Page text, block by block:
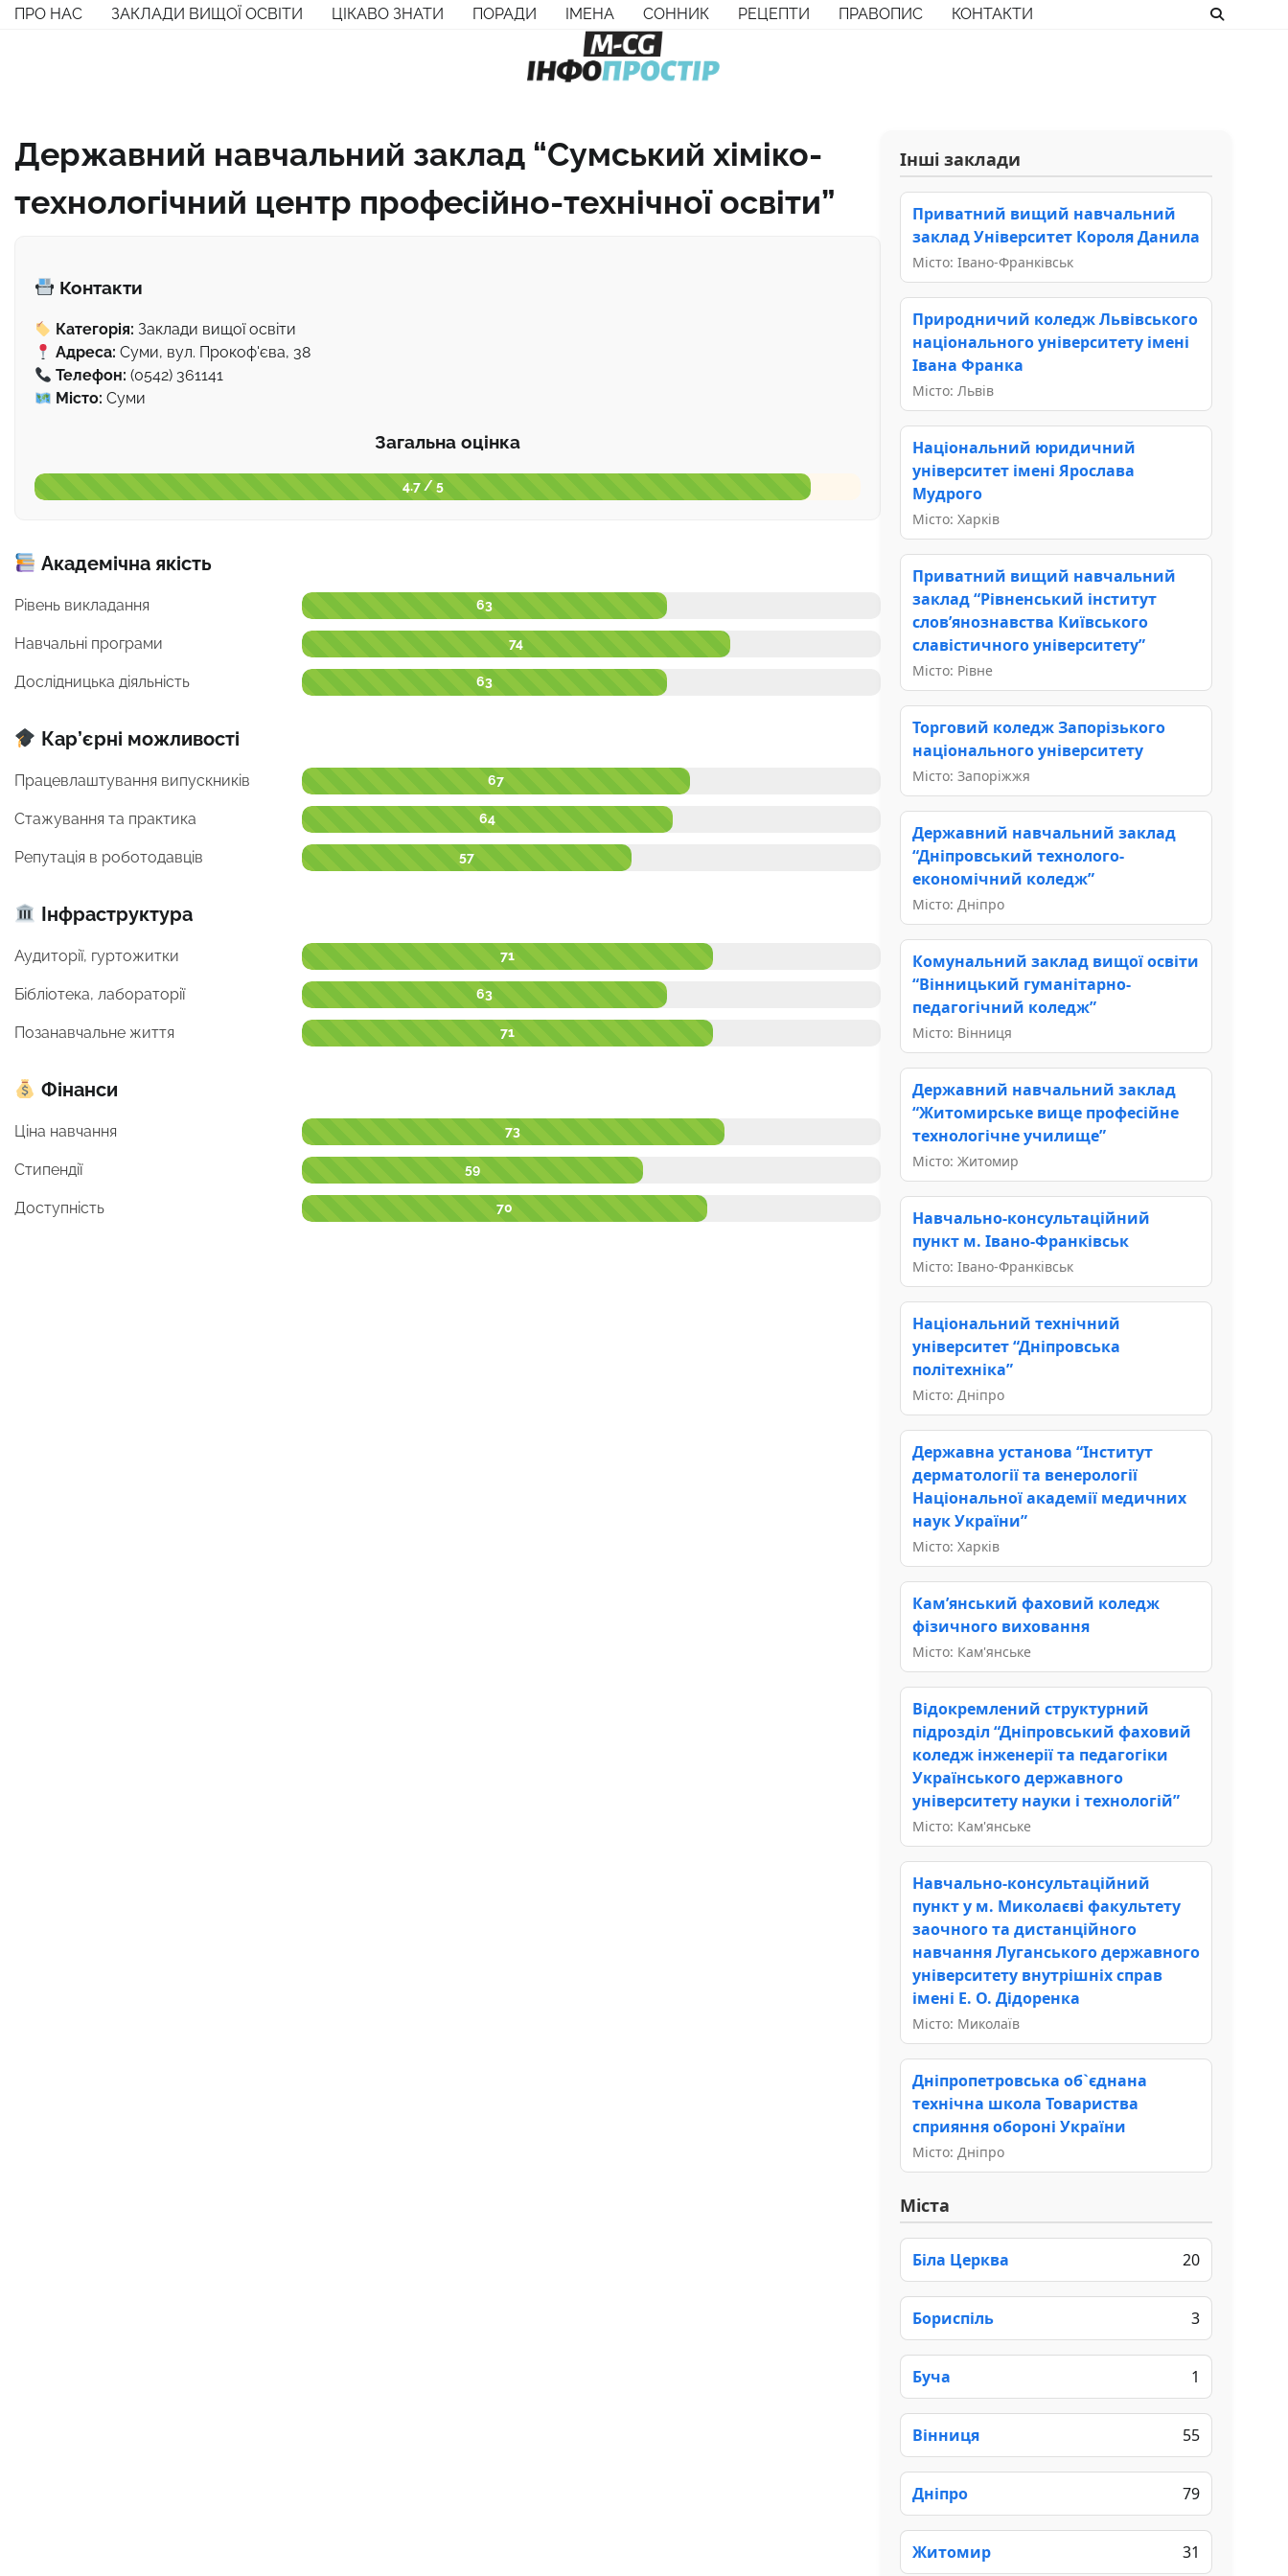
Перейти
ПРО НАС ЗАКЛАДИ ВИЩОЇ ОСВІТИ ЦІКАВО ЗНАТИ ПОРАДИ ІМЕНА СОННИК РЕЦЕПТИ ПРАВОПИС КОНТАКТИ
Державний навчальний заклад “Сумський хіміко-
технологічний центр професійно-технічної освіти”
Контакти
Категорія: Заклади вищої освіти
Адреса: Суми, вул. Прокоф'єва, 38
Телефон: (0542) 361141
Місто: Суми
Загальна оцінка
4.7 / 5
Академічна якість
Рівень викладання 63
Навчальні програми 74
Дослідницька діяльність 63
Кар’єрні можливості
Працевлаштування випускників 67
Стажування та практика 64
Репутація в роботодавців 57
Інфраструктура
Аудиторії, гуртожитки 71
Бібліотека, лабораторії 63
Позанавчальне життя 71
Фінанси
Ціна навчання 73
Стипендії 59
Доступність 70
Інші заклади
Приватний вищий навчальний
заклад Університет Короля Данила
Місто: Івано-Франківськ
Природничий коледж Львівського
національного університету імені
Івана Франка
Місто: Львів
Національний юридичний
університет імені Ярослава
Мудрого
Місто: Харків
Приватний вищий навчальний
заклад “Рівненський інститут
слов’янознавства Київського
славістичного університету”
Місто: Рівне
Торговий коледж Запорізького
національного університету
Місто: Запоріжжя
Державний навчальний заклад
“Дніпровський технолого-
економічний коледж”
Місто: Дніпро
Комунальний заклад вищої освіти
“Вінницький гуманітарно-
педагогічний коледж”
Місто: Вінниця
Державний навчальний заклад
“Житомирське вище професійне
технологічне училище”
Місто: Житомир
Навчально-консультаційний
пункт м. Івано-Франківськ
Місто: Івано-Франківськ
Національний технічний
університет “Дніпровська
політехніка”
Місто: Дніпро
Державна установа “Інститут
дерматології та венерології
Національної академії медичних
наук України”
Місто: Харків
Кам’янський фаховий коледж
фізичного виховання
Місто: Кам'янське
Відокремлений структурний
підрозділ “Дніпровський фаховий
коледж інженерії та педагогіки
Українського державного
університету науки і технологій”
Місто: Кам'янське
Навчально-консультаційний
пункт у м. Миколаєві факультету
заочного та дистанційного
навчання Луганського державного
університету внутрішніх справ
імені Е. О. Дідоренка
Місто: Миколаїв
Дніпропетровська об`єднана
технічна школа Товариства
сприяння обороні України
Місто: Дніпро
Міста
Біла Церква 20
Бориспіль 3
Буча 1
Вінниця 55
Дніпро 79
Житомир 31